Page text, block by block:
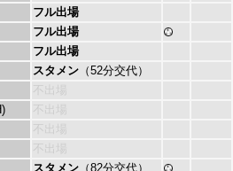
フル出場
フル出場
フル出場
スタメン （52分交代）
不出場
不出場
不出場
不出場
スタメン （82分交代）